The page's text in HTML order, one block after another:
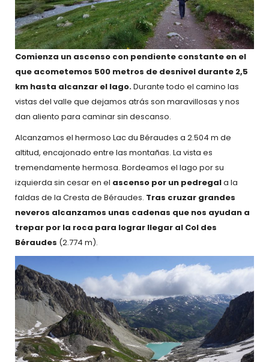
Comienza un ascenso con pendiente constante en el
que acometemos 500 metros de desnivel durante 2,5
km hasta alcanzar el lago.Durante todo el camino las
vistas del valle que dejamos atrás son maravillosas y nos
dan aliento para caminar sin descanso.
Alcanzamos el hermoso Lac du Béraudes a 2.504 m de
altitud, encajonado entre las montañas. La vista es
tremendamente hermosa. Bordeamos el lago por su
izquierda sin cesar en el ascenso por un pedregala la
faldas de la Cresta de Béraudes. Tras cruzar grandes
neveros alcanzamos unas cadenas que nos ayudan a
trepar por la roca para lograr llegar al Col des
Béraudes (2.774 m).